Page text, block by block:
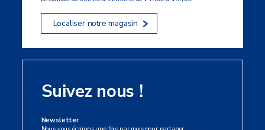
Localiser notre magasin
Suivez nous !
Newsletter